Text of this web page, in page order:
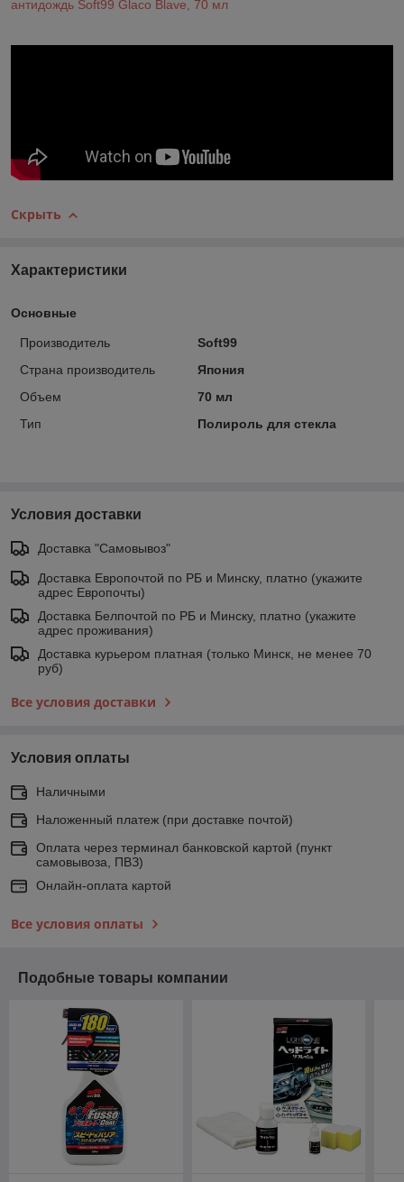
антидождь Soft99 Glaco Blave, 70 мл
Скрыть
Характеристики
Основные
Производитель
Soft99
Страна производитель
Япония
Объем
70 мл
Тип
Полироль для стекла
Условия доставки
Доставка "Самовывоз"
Доставка Европочтой по РБ и Минску, платно (укажите
адрес Европочты)
Доставка Белпочтой по РБ и Минску, платно (укажите
адрес проживания)
Доставка курьером платная (только Минск, не менее 70
руб)
Все условия доставки
Условия оплаты
Наличными
Наложенный платеж (при доставке почтой)
Оплата через терминал банковской картой (пункт
самовывоза, ПВЗ)
Онлайн-оплата картой
Все условия оплаты
Подобные товары компании